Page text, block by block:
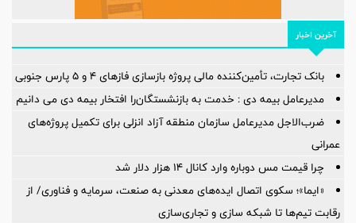
آخرین اخبار
بانک تجارت، تأمین‌کننده مالی پروژه بازسازی فازهای ۴ و ۵ پارس جنوبی
مدیرعامل بیمه دی : خدمت به بازنشستگان‌را افتخار بیمه دی می دانیم
ضرب‌الاجل مدیرعامل سازمان منطقه آزاد انزلی برای تكمیل پروژه‌های
عمرانی
چرا قیمت مس دوباره وارد کانال ۱۴ هزار دلار شد
«ایما»؛ سکوی اتصال ایده‌های معدنی به صنعت، سرمایه و فناوری/ از
رقابت تیم‌ها تا شبکه سازی و تجاری‌سازی